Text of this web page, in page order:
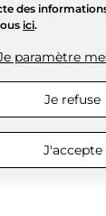
des
ici.
paramètre
Je refuse
J'accepte